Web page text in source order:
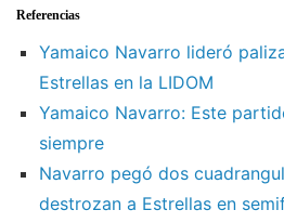
Referencias
Yamaico Navarro lideró
Estrellas en la LIDOM
Yamaico Navarro: Este
siempre
Navarro pegó dos
destrozan a Estrellas en